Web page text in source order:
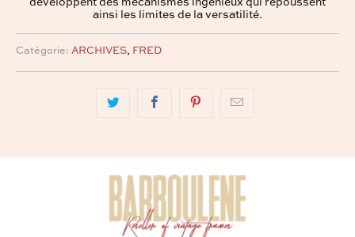
développent des mécanismes ingénieux qui repoussent
ainsi les limites de la versatilité.
Catégorie: ARCHIVES, FRED